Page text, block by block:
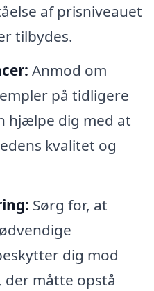
af prisniveauet
tilbydes.
Anmod om
på tidligere
hjælpe dig med at
kvalitet og
Sørg for, at
dig mod
der måtte opstå